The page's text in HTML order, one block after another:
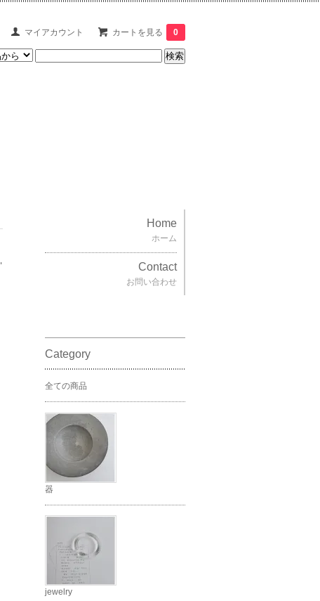
マイアカウント カートを見る 0
Home
ホーム
Contact
お問い合わせ
Category
全ての商品
器
jewelry